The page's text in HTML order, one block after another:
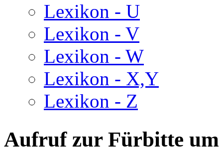
Lexikon - U
Lexikon - V
Lexikon - W
Lexikon - X,Y
Lexikon - Z
Aufruf zur Fürbitte um